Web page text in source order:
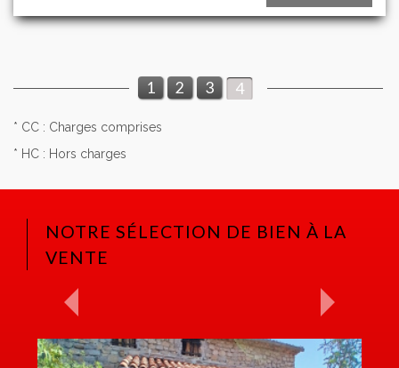
1 2 3 4
* CC : Charges comprises
* HC : Hors charges
NOTRE SÉLECTION DE BIEN À LA
VENTE